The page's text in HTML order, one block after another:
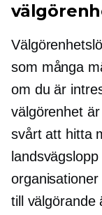
som många
om du är
välgörenhet
svårt att hitta
till välgörande